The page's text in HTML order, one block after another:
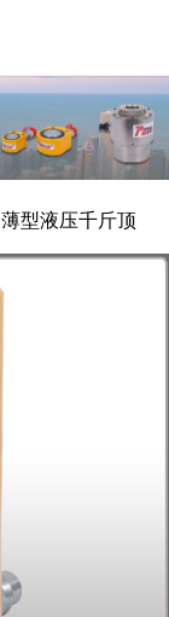
型液
型液压千斤顶